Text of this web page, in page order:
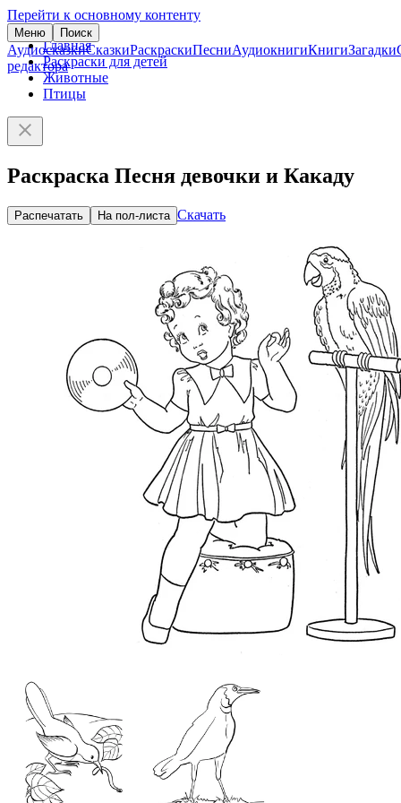
Перейти к основному контенту
Меню Поиск
АудиосказкиСказкиРаскраскиПесниАудиокнигиКнигиЗагадки
редактора
Главная
Раскраски для детей
Животные
Птицы
Раскраска Песня девочки и Какаду
Распечатать На пол-листа Скачать